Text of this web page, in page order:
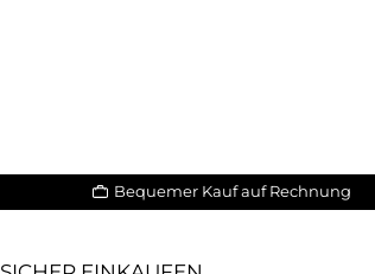
Bequemer Kauf auf Rechnung